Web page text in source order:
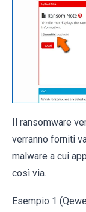
Il ransomware
verranno forniti
malware a cui
così via.
Esempio 1